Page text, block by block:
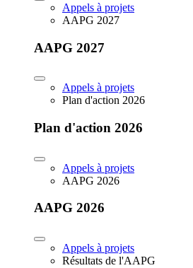
Appels à projets
AAPG 2027
AAPG 2027
Appels à projets
Plan d'action 2026
Plan d'action 2026
Appels à projets
AAPG 2026
AAPG 2026
Appels à projets
Résultats de l'AAPG